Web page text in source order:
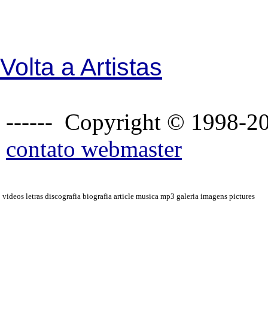
Volta a Artistas
------ Copyright © 1998-
contato webmaster
videos letras discografia biografia article musica mp3 galeria imagens pictures